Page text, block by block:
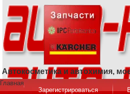
Автокосметика и автохимия,
Главная
Зарегистрироваться